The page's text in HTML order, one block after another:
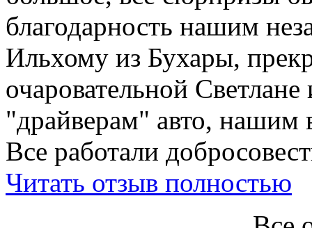
благодарность нашим
Ильхому из Бухары,
очаровательной
"драйверам" авто, нашим
Все работали
Читать отзыв полностью